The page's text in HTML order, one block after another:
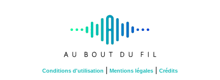
Conditions d'utilisation Mentions légales Crédits